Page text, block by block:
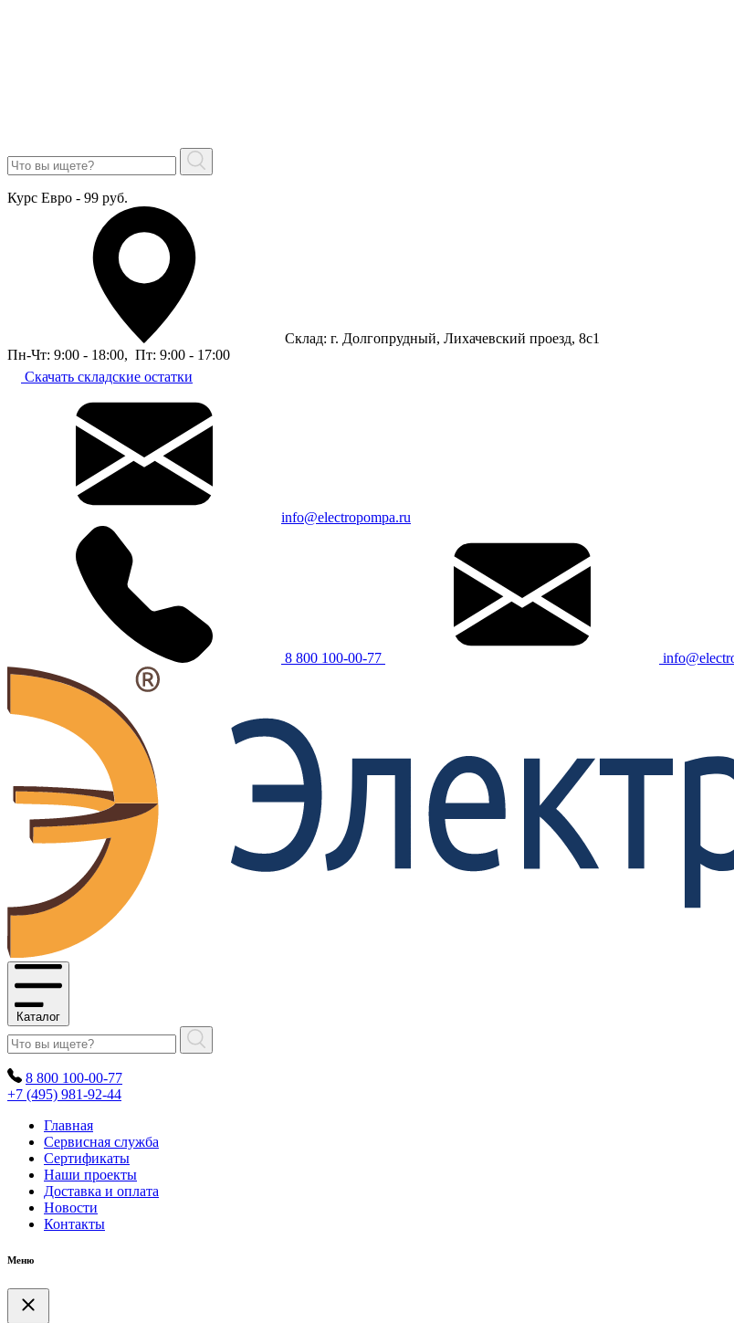
Курс Евро - 99 руб.
Склад: г. Долгопрудный, Лихачевский проезд, 8c1
Пн-Чт: 9:00 - 18:00, Пт: 9:00 - 17:00
Скачать складские остатки
info@electropompa.ru
8 800 100-00-77
Каталог
8 800 100-00-77
+7 (495) 981-92-44
Главная
Сервисная служба
Сертификаты
Наши проекты
Доставка и оплата
Новости
Контакты
Меню